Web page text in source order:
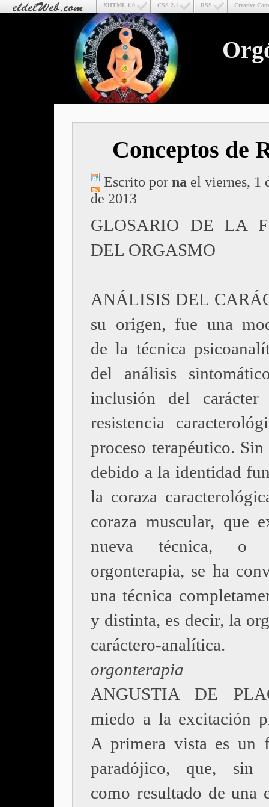
Creative
RSS
CSS 2.1
XHTML 1.0
Conceptos de
Escrito por na el viernes, 1
de 2013
GLOSARIO DE LA
DEL ORGASMO
ANÁLISIS DEL
su origen, fue una
de la técnica
del análisis
inclusión del
resistencia
proceso terapéutico. Sin
debido a la identidad
la coraza
coraza muscular, que
nueva técnica, o
orgonterapia, se ha
una técnica
y distinta, es decir, la
caráctero-
orgonterapia
ANGUSTIA DE
miedo a la excitación
A primera vista es un
paradójico, que, sin
como resultado de una